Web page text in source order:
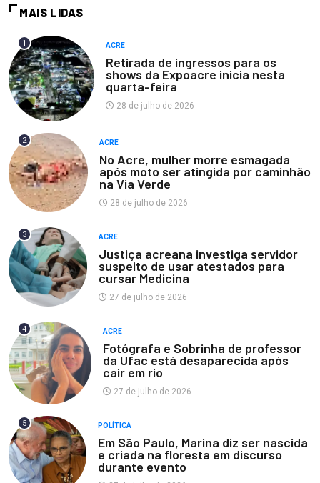
MAIS LIDAS
1 ACRE
Retirada de ingressos para os
shows da Expoacre inicia nesta
quarta-feira
28 de julho de 2026
2 ACRE
No Acre, mulher morre esmagada
após moto ser atingida por caminhão
na Via Verde
28 de julho de 2026
3 ACRE
Justiça acreana investiga servidor
suspeito de usar atestados para
cursar Medicina
27 de julho de 2026
4 ACRE
Fotógrafa e Sobrinha de professor
da Ufac está desaparecida após
cair em rio
27 de julho de 2026
5 POLÍTICA
Em São Paulo, Marina diz ser nascida
e criada na floresta em discurso
durante evento